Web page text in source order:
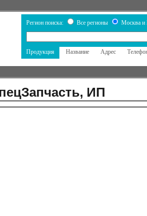
Регион поиска: Все регионы Москва и
Продукция Название Адрес
ИП